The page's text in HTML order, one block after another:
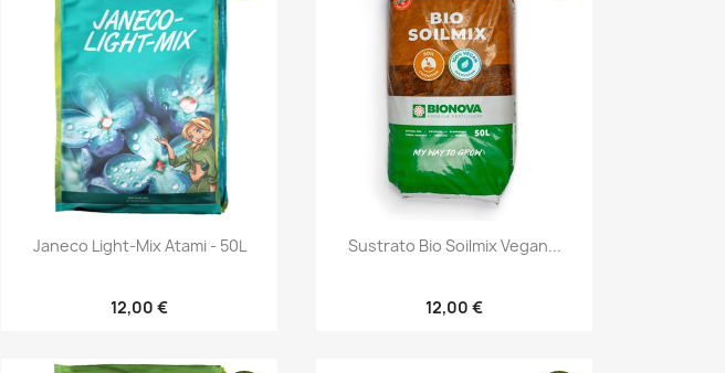
Vista rápida
Janeco Light-Mix Atami - 50L
12,00 €
 Vista rápida
Sustrato Bio Soilmix Vegan...
12,00 €